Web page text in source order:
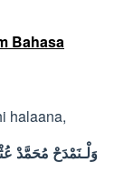
Bahasa
halaana,
وَلْـنَمْدَحْ مُحَمَّدْ